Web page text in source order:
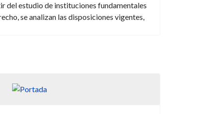
del estudio de instituciones fundamentales
se analizan las disposiciones vigentes,